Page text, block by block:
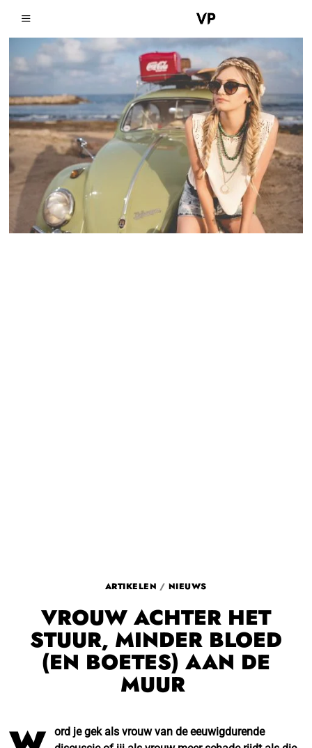
ARTIKELEN / NIEUWS
VROUW ACHTER HET
STUUR, MINDER BLOED
(EN BOETES) AAN DE
MUUR
ord je gek als vrouw van de eeuwigdurende